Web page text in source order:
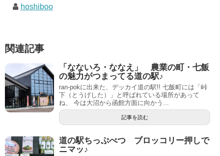
hoshiboo
関連記事
「なないろ・ななえ」 農業の町・七飯
の魅力がつまってる道の駅♪
ran-pokに出来た、デッカイ道の駅!! 七飯町には「峠
下（とうげした）」と呼ばれている場所があって
ね、 今は大沼から函館方面に向かう...
記事を読む
道の駅ちっぷべつ ブロッコリー押しで
ニマッ♪